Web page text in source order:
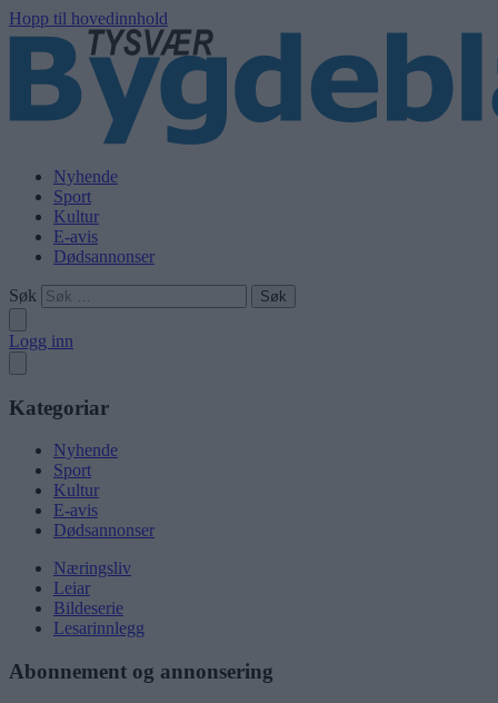
Hopp til hovedinnhold
Nyhende
Sport
Kultur
E-avis
Dødsannonser
Søk
Logg inn
Kategoriar
Nyhende
Sport
Kultur
E-avis
Dødsannonser
Næringsliv
Leiar
Bildeserie
Lesarinnlegg
Abonnement og annonsering